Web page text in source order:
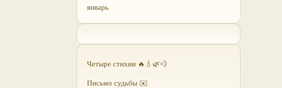
январь
Четыре стихии 🔥💧🌿💨
Письмо судьбы ✉️